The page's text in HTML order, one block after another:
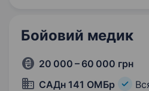
Бойовий медик
20 000 – 60 000 грн
САДн 141 ОМБр